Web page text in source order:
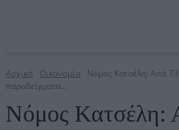
Αρχική Οικονομία
Νόμος Κατσέλη: Από
παραδείγματα...
Νόμος Κατσέλη: